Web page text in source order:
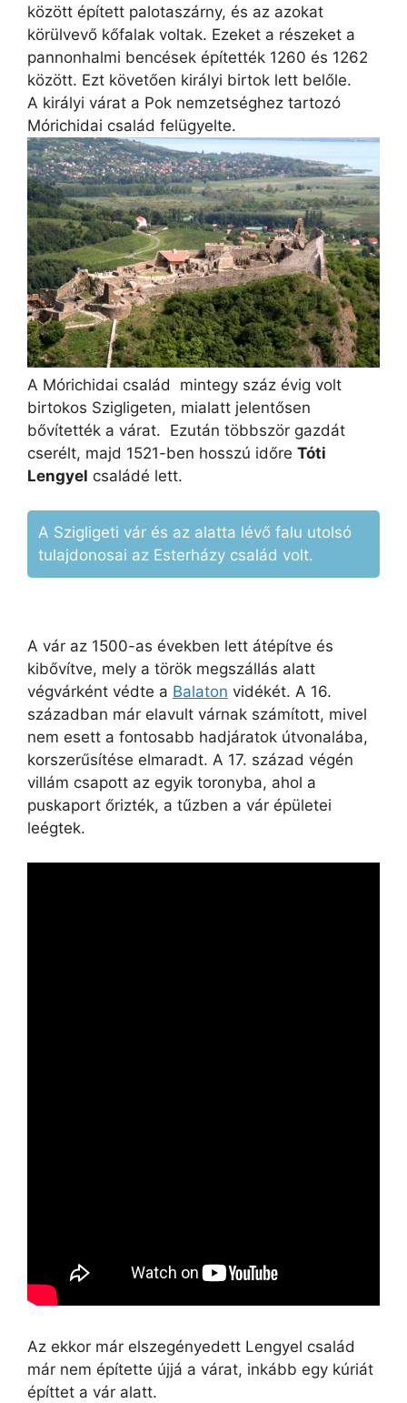
között épített palotaszárny, és az azokat
körülvevő kőfalak voltak. Ezeket a részeket a
pannonhalmi bencések építették 1260 és 1262
között. Ezt követően királyi birtok lett belőle.
A királyi várat a Pok nemzetséghez tartozó
Mórichidai család felügyelte.
A Mórichidai család mintegy száz évig volt
birtokos Szigligeten, mialatt jelentősen
bővítették a várat. Ezután többször gazdát
cserélt, majd 1521-ben hosszú időre Tóti
Lengyel családé lett.
A Szigligeti vár és az alatta lévő falu utolsó
tulajdonosai az Esterházy család volt.
A vár az 1500-as években lett átépítve és
kibővítve, mely a török megszállás alatt
végvárként védte a Balaton vidékét. A 16.
században már elavult várnak számított, mivel
nem esett a fontosabb hadjáratok útvonalába,
korszerűsítése elmaradt. A 17. század végén
villám csapott az egyik toronyba, ahol a
puskaport őrizték, a tűzben a vár épületei
leégtek.
Az ekkor már elszegényedett Lengyel család
már nem építette újjá a várat, inkább egy kúriát
építtet a vár alatt.